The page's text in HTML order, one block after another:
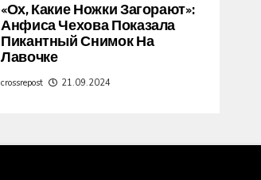
«Ох, Какие Ножки Загорают»:
Анфиса Чехова Показала
Пикантный Снимок На
Лавочке
crossrepost 21.09.2024